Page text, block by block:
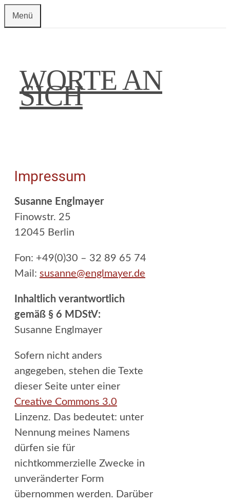
Zum
Inhalt
Menü
WORTE AN
SICH
Impressum
Susanne Englmayer
Finowstr. 25
12045 Berlin
Fon: +49(0)30 – 32 89 65 74
Mail: susanne@englmayer.de
Inhaltlich verantwortlich
gemäß § 6 MDStV:
Susanne Englmayer
Sofern nicht anders
angegeben, stehen die Texte
dieser Seite unter einer
Creative Commons 3.0
Linzenz. Das bedeutet: unter
Nennung meines Namens
dürfen sie für
nichtkommerzielle Zwecke in
unveränderter Form
übernommen werden. Darüber